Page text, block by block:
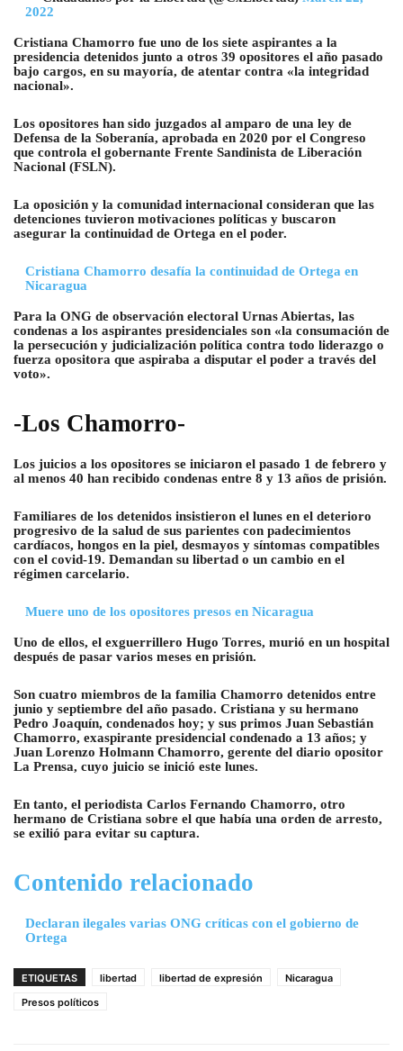
2022
Cristiana Chamorro fue uno de los siete aspirantes a la
presidencia detenidos junto a otros 39 opositores el año pasado
bajo cargos, en su mayoría, de atentar contra «la integridad
nacional».
Los opositores han sido juzgados al amparo de una ley de
Defensa de la Soberanía, aprobada en 2020 por el Congreso
que controla el gobernante Frente Sandinista de Liberación
Nacional (FSLN).
La oposición y la comunidad internacional consideran que las
detenciones tuvieron motivaciones políticas y buscaron
asegurar la continuidad de Ortega en el poder.
Cristiana Chamorro desafía la continuidad de Ortega en
Nicaragua
Para la ONG de observación electoral Urnas Abiertas, las
condenas a los aspirantes presidenciales son «la consumación de
la persecución y judicialización política contra todo liderazgo o
fuerza opositora que aspiraba a disputar el poder a través del
voto».
-Los Chamorro-
Los juicios a los opositores se iniciaron el pasado 1 de febrero y
al menos 40 han recibido condenas entre 8 y 13 años de prisión.
Familiares de los detenidos insistieron el lunes en el deterioro
progresivo de la salud de sus parientes con padecimientos
cardíacos, hongos en la piel, desmayos y síntomas compatibles
con el covid-19. Demandan su libertad o un cambio en el
régimen carcelario.
Muere uno de los opositores presos en Nicaragua
Uno de ellos, el exguerrillero Hugo Torres, murió en un hospital
después de pasar varios meses en prisión.
Son cuatro miembros de la familia Chamorro detenidos entre
junio y septiembre del año pasado. Cristiana y su hermano
Pedro Joaquín, condenados hoy; y sus primos Juan Sebastián
Chamorro, exaspirante presidencial condenado a 13 años; y
Juan Lorenzo Holmann Chamorro, gerente del diario opositor
La Prensa, cuyo juicio se inició este lunes.
En tanto, el periodista Carlos Fernando Chamorro, otro
hermano de Cristiana sobre el que había una orden de arresto,
se exilió para evitar su captura.
Contenido relacionado
Declaran ilegales varias ONG críticas con el gobierno de
Ortega
ETIQUETAS libertad libertad de expresión
Nicaragua
Presos políticos